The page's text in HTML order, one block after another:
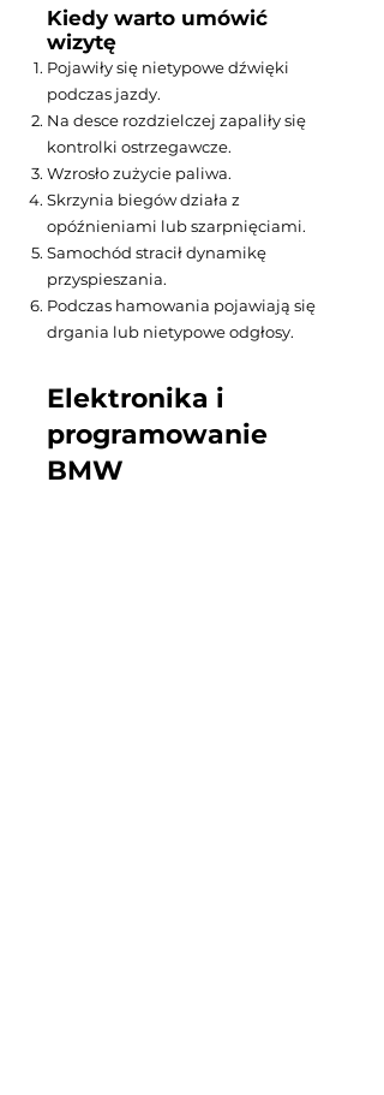
Kiedy warto umówić
wizytę
Pojawiły się nietypowe dźwięki
podczas jazdy.
Na desce rozdzielczej zapaliły się
kontrolki ostrzegawcze.
Wzrosło zużycie paliwa.
Skrzynia biegów działa z
opóźnieniami lub szarpnięciami.
Samochód stracił dynamikę
przyspieszania.
Podczas hamowania pojawiają się
drgania lub nietypowe odgłosy.
Elektronika i
programowanie
BMW